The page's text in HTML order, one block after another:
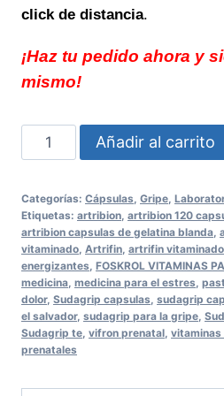
click de distancia.
¡Haz tu pedido ahora y
mismo!
SUDAGRIP
Cápsulas
rápido
y
efectivo
combate
síntomas
gripales
rápidamente
Añadir al carrito
Categorías: Cápsulas Gripe
Etiquetas: artribion artribion 120
artribion capsulas de gelatina blanda
vitaminado Artrifin artrifin vitaminado
energizantes FOSKROL VITAMINAS
medicina medicina para el estres
dolor, Sudagrip capsulas sudagrip
el salvador, sudagrip para la gripe
Sudagrip te vifron prenatal vitaminas
prenatales